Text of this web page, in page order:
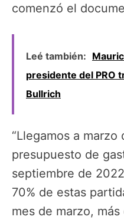
comenzó el
Leé también:
presidente del PRO
Bullrich
“Llegamos a
presupuesto de
septiembre de
70% de estas
mes de marzo,